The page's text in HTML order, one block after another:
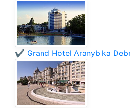
✔️ Grand Hotel Aranybika